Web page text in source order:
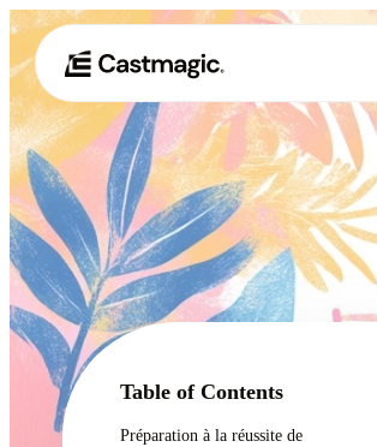
Table of Contents
Préparation à la réussite de